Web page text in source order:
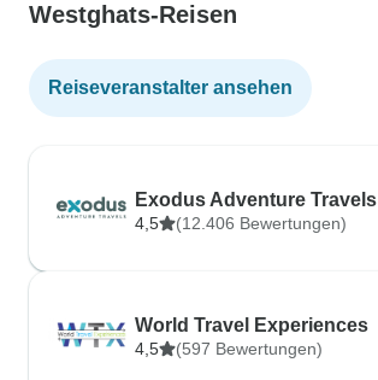
Westghats-Reisen
Reiseveranstalter ansehen
Exodus Adventure Travels
4,5 (12.406 Bewertungen)
World Travel Experiences
4,5 (597 Bewertungen)